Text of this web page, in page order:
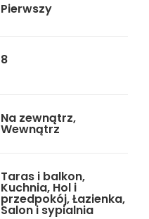
Pierwszy
8
Na zewnątrz,
Wewnątrz
Taras i balkon,
Kuchnia, Hol i
przedpokój, Łazienka,
Salon i sypialnia